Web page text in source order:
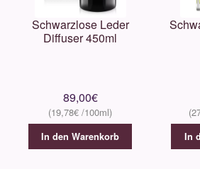
Schwarzlose Leder
Diffuser 450ml
89,00€
19,78€
In den Warenkorb In